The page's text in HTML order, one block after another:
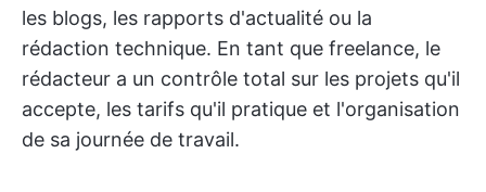
les blogs, les rapports d'actualité ou la
rédaction technique. En tant que freelance, le
rédacteur a un contrôle total sur les projets qu'il
accepte, les tarifs qu'il pratique et l'organisation
de sa journée de travail.